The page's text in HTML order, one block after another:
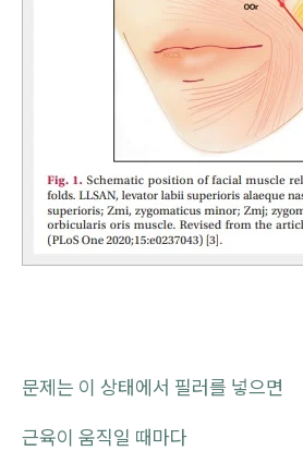
문제는 이 상태에서 필러를 넣으면
근육이 움직일 때마다